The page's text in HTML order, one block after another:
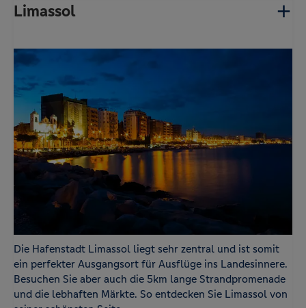
Limassol
Die Hafenstadt Limassol liegt sehr zentral und ist somit
ein perfekter Ausgangsort für Ausflüge ins Landesinnere.
Besuchen Sie aber auch die 5km lange Strandpromenade
und die lebhaften Märkte. So entdecken Sie Limassol von